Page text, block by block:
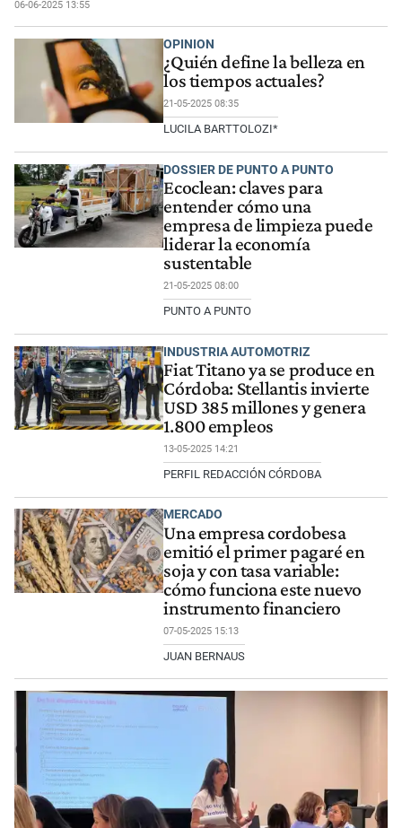
06-06-2025 13:55
OPINION
¿Quién define la belleza en
los tiempos actuales?
21-05-2025 08:35
LUCILA BARTTOLOZI*
DOSSIER DE PUNTO A PUNTO
Ecoclean: claves para
entender cómo una
empresa de limpieza puede
liderar la economía
sustentable
21-05-2025 08:00
PUNTO A PUNTO
INDUSTRIA AUTOMOTRIZ
Fiat Titano ya se produce en
Córdoba: Stellantis invierte
USD 385 millones y genera
1.800 empleos
13-05-2025 14:21
PERFIL REDACCIÓN CÓRDOBA
MERCADO
Una empresa cordobesa
emitió el primer pagaré en
soja y con tasa variable:
cómo funciona este nuevo
instrumento financiero
07-05-2025 15:13
JUAN BERNAUS